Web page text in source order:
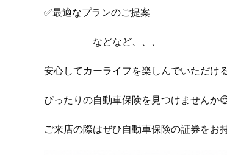
✅最適なプランのご提案
などなど、、、
安心してカーライフを楽しんでいただけ
ぴったりの自動車保険を見つけませんか
ご来店の際はぜひ自動車保険の証券を